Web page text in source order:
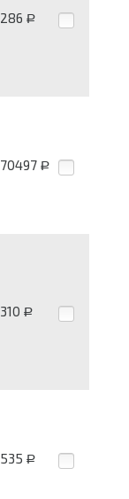
286 Р
70497 Р
310 Р
535 Р